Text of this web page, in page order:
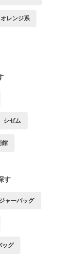
オレンジ系
シゼム
館
す
ャーバッグ
ッグ